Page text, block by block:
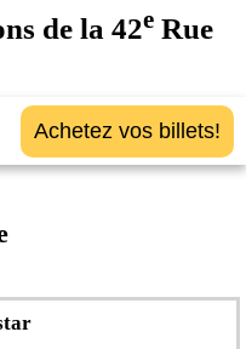
de la 42e Rue
Achetez vos billets!